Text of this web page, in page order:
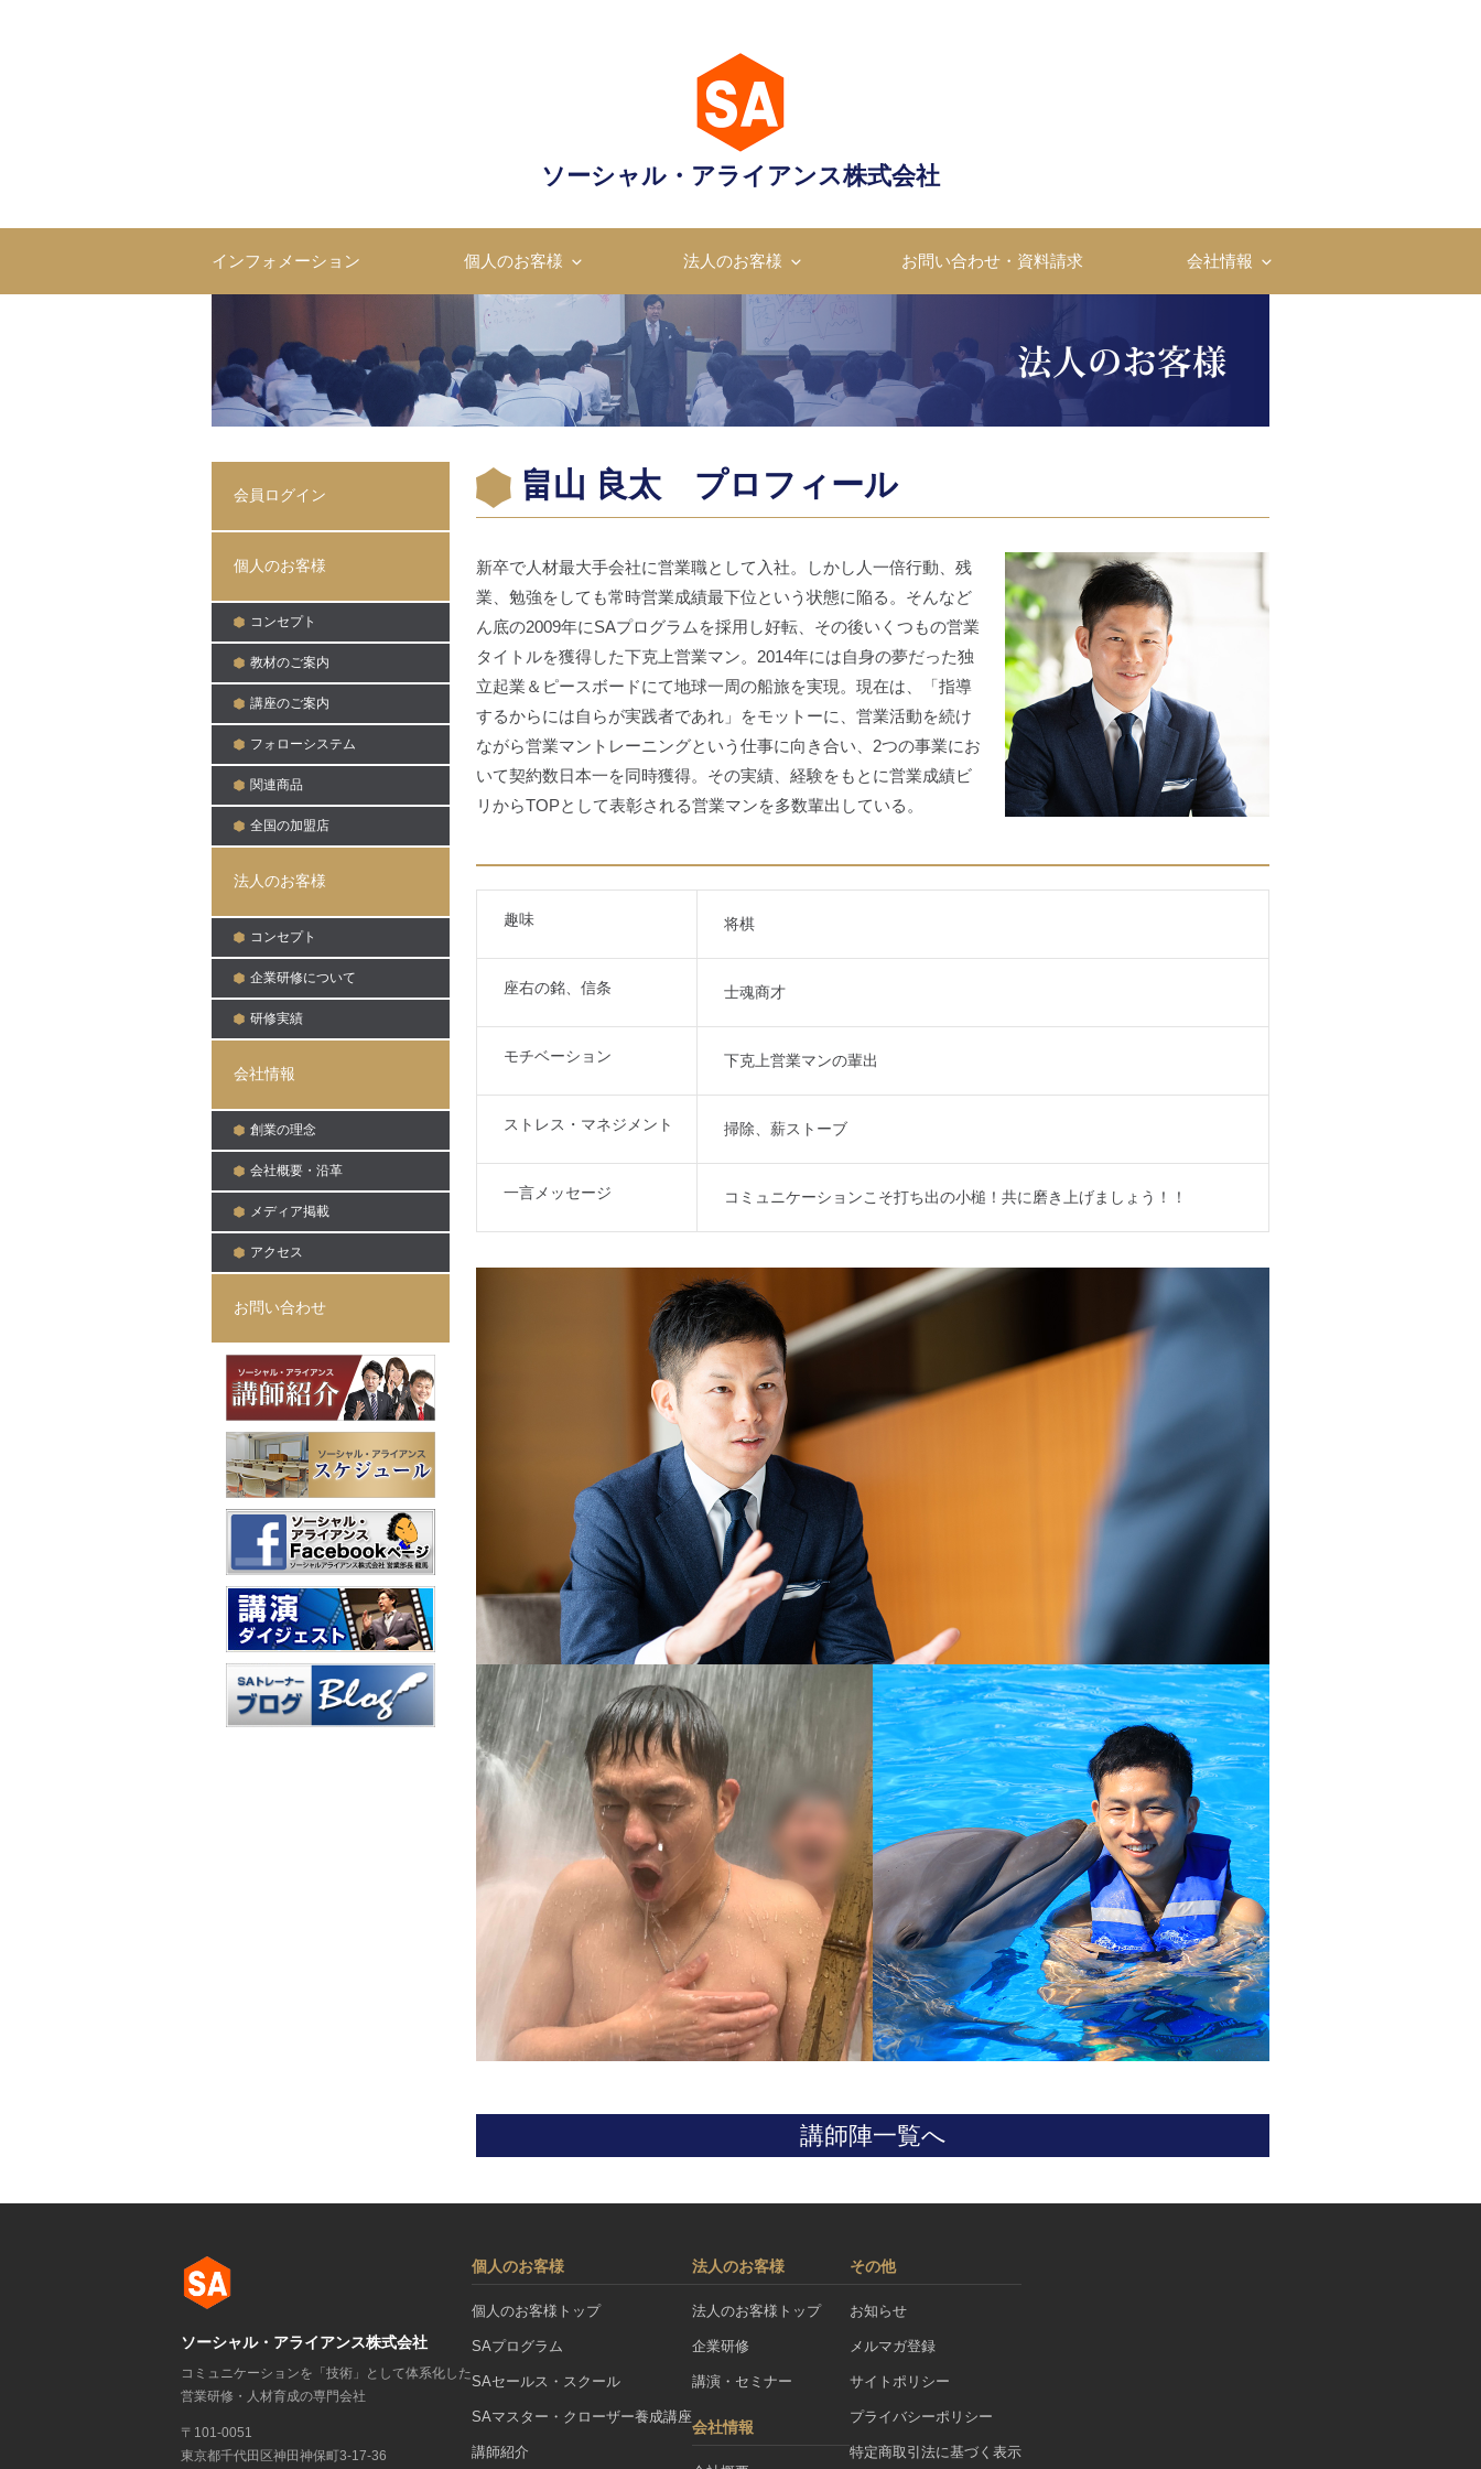
営業研修・育成ならソーシャル・アライアンス株式会社
コミュニケーションを技術として体系化した営業研修・人材育成のプロフェッショナルソーシャル・アライアンス株式会社
インフォメーション 個人のお客様 法人のお客様 お問い合わせ・資料請求 会社情報
畠山 良太 – 講師陣 – 法人のお客様
会員ログイン
個人のお客様
コンセプト
教材のご案内
講座のご案内
フォローシステム
関連商品
全国の加盟店
法人のお客様
コンセプト
企業研修について
研修実績
会社情報
創業の理念
会社概要・沿革
メディア掲載
アクセス
お問い合わせ
畠山 良太 プロフィール
新卒で人材最大手会社に営業職として入社。しかし人一倍行動、残
業、勉強をしても常時営業成績最下位という状態に陥る。そんなど
ん底の2009年にSAプログラムを採用し好転、その後いくつもの営業
タイトルを獲得した下克上営業マン。2014年には自身の夢だった独
立起業＆ピースボードにて地球一周の船旅を実現。現在は、「指導
するからには自らが実践者であれ」をモットーに、営業活動を続け
ながら営業マントレーニングという仕事に向き合い、2つの事業にお
いて契約数日本一を同時獲得。その実績、経験をもとに営業成績ビ
リからTOPとして表彰される営業マンを多数輩出している。
趣味 将棋
座右の銘、信条 士魂商才
モチベーション 下克上営業マンの輩出
ストレス・マネジメント 掃除、薪ストーブ
一言メッセージ コミュニケーションこそ打ち出の小槌！共に磨き上げましょう！！
講師陣一覧へ
ソーシャル・アライアンス株式会社
コミュニケーションを「技術」として体系化した
営業研修・人材育成の専門会社
〒101-0051
東京都千代田区神田神保町3-17-36
個人のお客様
個人のお客様トップ
SAプログラム
SAセールス・スクール
SAマスター・クローザー養成講座
講師紹介
法人のお客様
法人のお客様トップ
企業研修
講演・セミナー
会社情報
その他
お知らせ
メルマガ登録
サイトポリシー
プライバシーポリシー
特定商取引法に基づく表示